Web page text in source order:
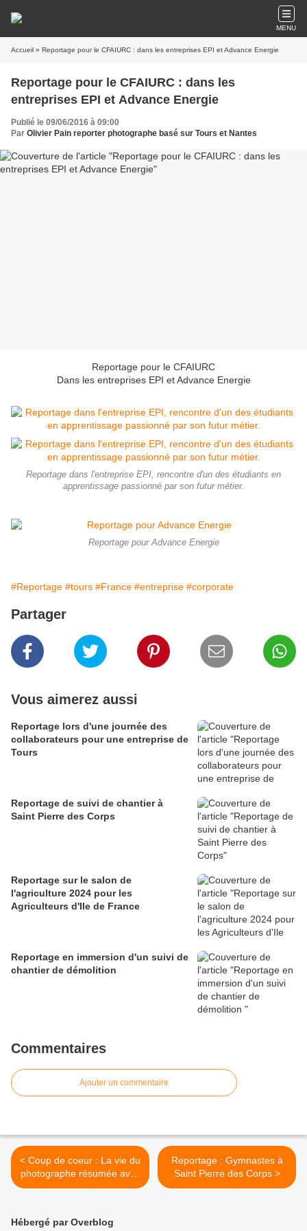
MENU
Accueil » Reportage pour le CFAIURC : dans les entreprises EPI et Advance Energie
Reportage pour le CFAIURC : dans les
entreprises EPI et Advance Energie
Publié le 09/06/2016 à 09:00
Par Olivier Pain reporter photographe basé sur Tours et Nantes
Reportage pour le CFAIURC
Dans les entreprises EPI et Advance Energie
Reportage dans l'entreprise EPI, rencontre d'un des étudiants en
apprentissage passionné par son futur métier.
Reportage pour Advance Energie
#Reportage #tours #France #entreprise #corporate
Partager
Vous aimerez aussi
Reportage lors d'une journée des
collaborateurs pour une entreprise de
Tours
Reportage de suivi de chantier à
Saint Pierre des Corps
Reportage sur le salon de
l'agriculture 2024 pour les
Agriculteurs d'Ile de France
Reportage en immersion d'un suivi de
chantier de démolition
Commentaires
Ajouter un commentaire
< Coup de coeur : La vie du
photographe résumée avec
humour
Reportage : Gymnastes à
Saint Pierre des Corps >
Hébergé par Overblog